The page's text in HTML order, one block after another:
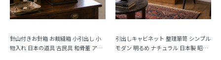
針山付きお針箱 お裁縫箱 小引出し 小
物入れ 日本の道具 古民具 和骨董 アン
引出しキャビネット 整理箪笥 シンプル
モダン 明るめ ナチュラル 日本製 昭和